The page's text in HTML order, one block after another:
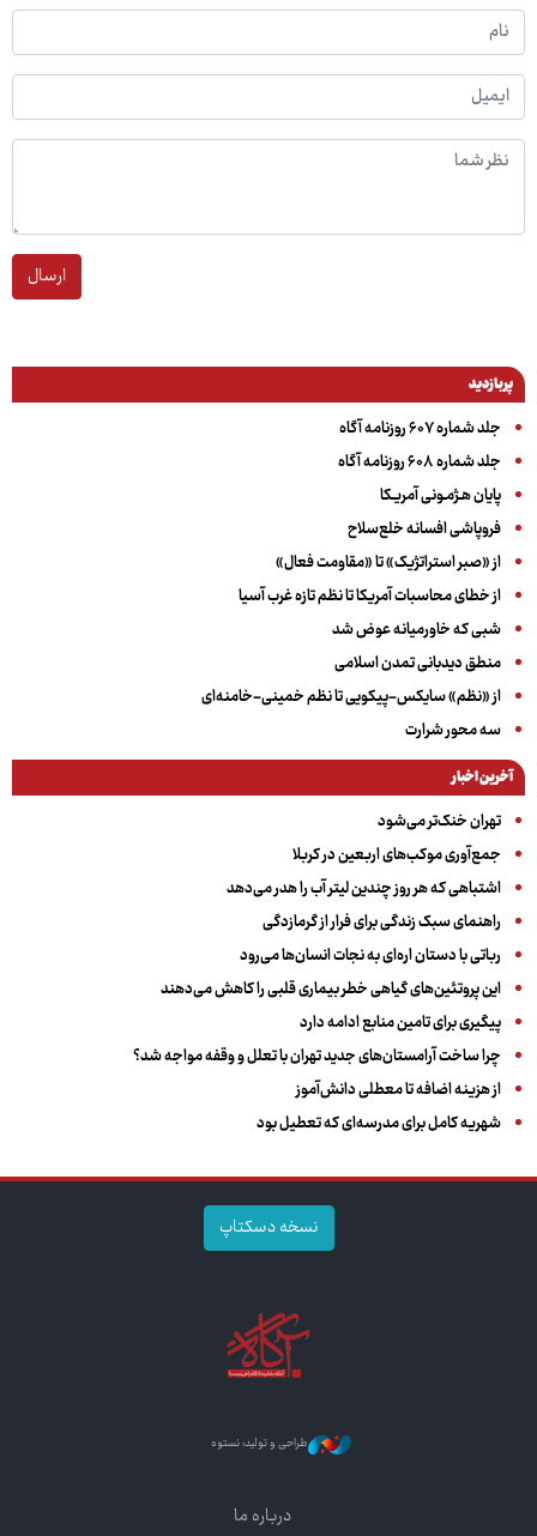
ارسال
پربازدید
جلد شماره ۶۰۷ روزنامه آگاه
جلد شماره ۶۰۸ روزنامه آگاه
پایان هـژمـونی آمریـکا
فروپاشی افسانه خلع‌سلاح
از «صبر استراتژیک» تا «مقاومت فعال»
از خطای محاسبات آمریکا تا نظم تازه غرب آسیا
شبی که خاورمیانه عوض شد
منطق دیدبانی تمدن اسلامی
از «نظم» سایکس-پیکویی تا نظم خمینی-خامنه‌ای
سه‌ محور شرارت
آخرین اخبار
تهران خنک‌تر می‌شود
جمع‌آوری موکب‌های اربعین در کربلا
اشتباهی که هر روز چندین لیتر آب را هدر می‌دهد
راهنمای سبک زندگی برای فرار از گرمازدگی
رباتی با دستان اره‌ای به نجات انسان‌ها می‌رود
این پروتئین‌های گیاهی خطر بیماری قلبی را کاهش می‌دهند
پیگیری برای تامین منابع ادامه دارد
چرا ساخت آرامستان‌های جدید تهران با تعلل و وقفه مواجه شد؟
از هزینه اضافه تا معطلی دانش‌آموز
شهریه کامل برای مدرسه‌ای که تعطیل بود
نسخه دسکتاپ
طراحی و تولید: نستوه
درباره ما